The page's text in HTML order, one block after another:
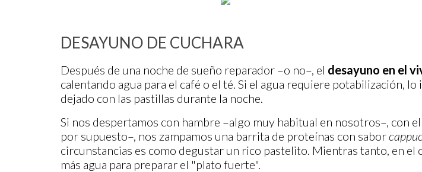
DESAYUNO DE CUCHARA
Después de una noche de sueño reparador –o no–, el desayuno en el
calentando agua para el café o el té. Si el agua requiere potabilización, lo
dejado con las pastillas durante la noche.
Si nos despertamos con hambre –algo muy habitual en nosotros–, con
por supuesto–, nos zampamos una barrita de proteínas con sabor
circunstancias es como degustar un rico pastelito. Mientras tanto, en el
más agua para preparar el "plato fuerte".